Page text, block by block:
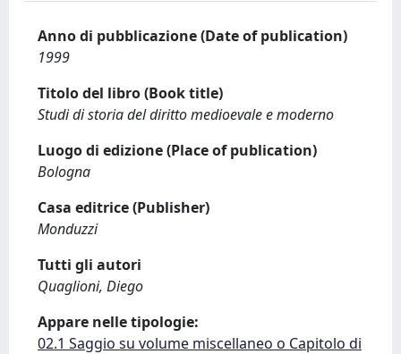
Anno di pubblicazione (Date of publication)
1999
Titolo del libro (Book title)
Studi di storia del diritto medioevale e moderno
Luogo di edizione (Place of publication)
Bologna
Casa editrice (Publisher)
Monduzzi
Tutti gli autori
Quaglioni, Diego
Appare nelle tipologie:
02.1 Saggio su volume miscellaneo o Capitolo di